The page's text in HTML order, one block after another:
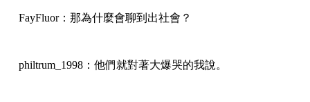
FayFluor：那為什麼會聊到出社會？
philtrum_1998：他們就對著大爆哭的我說。